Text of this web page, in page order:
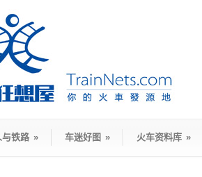
与铁路 » 车迷好图 » 火车资料库 »